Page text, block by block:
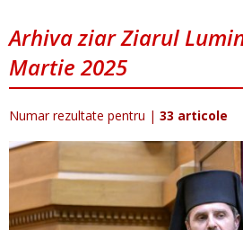
Arhiva ziar Ziarul
Martie 2025
Numar rezultate pentru | 33 articole